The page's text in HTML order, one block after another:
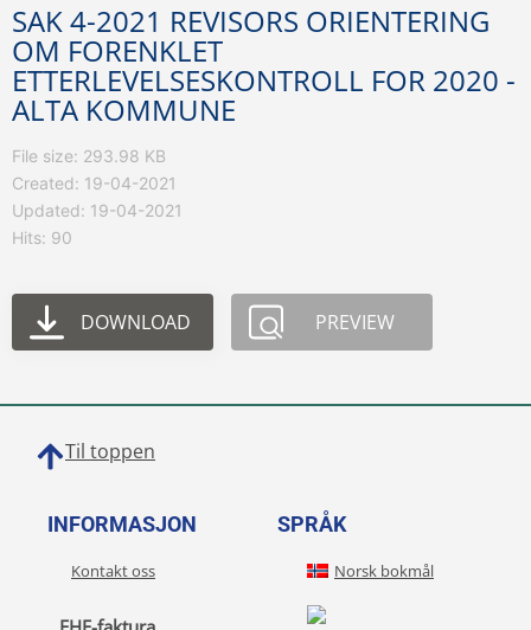
SAK 4-2021 REVISORS ORIENTERING
OM FORENKLET
ETTERLEVELSESKONTROLL FOR 2020 -
ALTA KOMMUNE
File size: 293.98 KB
Created: 19-04-2021
Updated: 19-04-2021
Hits: 90
DOWNLOAD PREVIEW
Til toppen
INFORMASJON
Kontakt oss
SPRÅK
Norsk bokmål